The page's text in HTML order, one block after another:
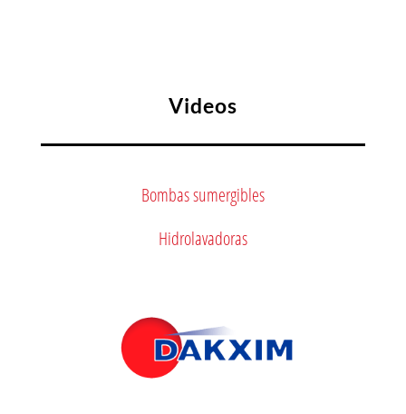
Videos
Bombas sumergibles
Hidrolavadoras